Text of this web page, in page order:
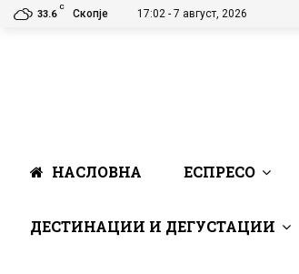
33.6
C
Скопје 17:02 - 7 август, 2026
НАСЛОВНА ЕСПРЕСО
ДЕСТИНАЦИИ И ДЕГУСТАЦИИ